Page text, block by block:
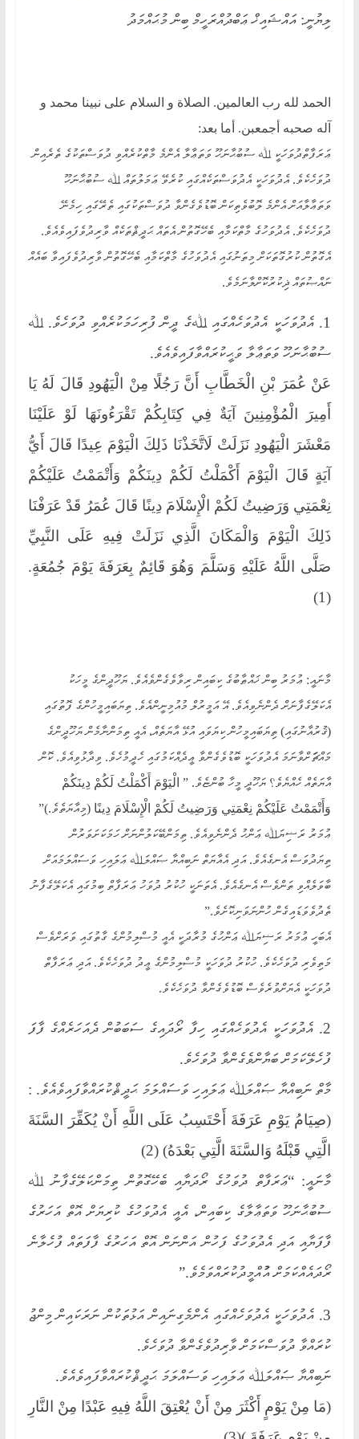
bo
r tte gr
ލިޔުނީ: އައްޝައިޚް ޢަބްދުއްރަހީމް ބިން މުޙައްމަދު
الحمد لله رب العالمين. الصلاة و السلام على نبينا محمد و
آله صحبه أجمعبن. أما بعد:
ޢަރަފާތްދުވަހަކީ ﷲ ސުބުޙާނަހޫ ވަތަޢާލާ އެންމެ މާތްކުރެއްވި ދުވަސްތަކުގެ ތެރެއިން
ދުވަހެކެވެ. އެދުވަހަކީ އެދުވަސްތަކެއްގައި ކުރެވޭ ޢަމަލުތައް ﷲ ސުބުޙާނަހޫ
ވަތަޢާލާއަށް އެންމެ ލޮބުވެތިކަން ބޮޑުވެގެންވާ ދުވަސްތަކުގައި ތެރޭގައި ހިމެނޭ
ދުވަހެކެވެ. އެދުވަހުގެ މާތްކަމާއި ބެހޭގޮތުން އެތައް ޙަދީޘްތަކެއް ވާރިދުވެފައިވެއެވެ.
އެގޮތުން ކުރުގޮތަކަށް މިތަނުގައި އެދުވަހުގެ މާތްކަމާއި ބެހޭގޮތުން ވާރިދުވެފައިވާ ބައެއް
ނައްޞުތައް ޛިކުރުކޮށްލާނަމެވެ.
1. އެދުވަހަކީ އެދުވަހެއްގައި ﷲގެ ދީން ފުރިހަމަކުރެއްވި ދުވަހެވެ. ﷲ
ސުބުޙާނަހޫ ވަތަޢާލާ ވަޙީކުރައްވާފައިވެއެވެ.
عَنْ عُمَرَ بْنِ الْخَطَّابِ أَنَّ رَجُلًا مِنْ الْيَهُودِ قَالَ لَهُ يَا
أَمِيرَ الْمُؤْمِنِينَ آيَةٌ فِي كِتَابِكُمْ تَقْرَءُونَهَا لَوْ عَلَيْنَا
مَعْشَرَ الْيَهُودِ نَزَلَتْ لَاتَّخَذْنَا ذَلِكَ الْيَوْمَ عِيدًا قَالَ أَيُّ
آيَةٍ قَالَ الْيَوْمَ أَكْمَلْتُ لَكُمْ دِينَكُمْ وَأَتْمَمْتُ عَلَيْكُمْ
نِعْمَتِي وَرَضِيتُ لَكُمْ الْإِسْلَامَ دِينًا قَالَ عُمَرُ قَدْ عَرَفْنَا
ذَلِكَ الْيَوْمَ وَالْمَكَانَ الَّذِي نَزَلَتْ فِيهِ عَلَى النَّبِيِّ
صَلَّى اللَّهُ عَلَيْهِ وَسَلَّمَ وَهُوَ قَائِمٌ بِعَرَفَةَ يَوْمَ جُمُعَةٍ.
(1)
މާނައީ: ޢުމަރު ބިން ޚައްޠާބުގެ ކިބައިން ރިވާވެގެންވެއެވެ. ޔަހޫދީންގެ މީހަކު
އެކަލޭގެފާނަށް ދެންނެވިއެވެ. އޭ އަމީރުލް މުއުމިނީންއެވެ. ތިޔަބައިމީހުންގެ ފޮތުގައި
(ޤުރުއާނުގައި) ތިޔަބައިމީހުން ކިޔަވައި އުޅޭ އާޔަތެއް، އެއީ ތިމަންނާމެން ޔަހޫދީންގެ
މައްޗަަށްވާނަމަ އެދުވަހަކީ ބޮޑުވެގެންވާ ޢީދެއްކަމުގައި ހެދީމުހެވެ. ވިދާޅުވިއެވެ. ކޮން
އާޔަތެއް ހެއްޔެވެ؟ ޔަހޫދީ މީހާ ބުންޏެވެ. ” الْيَوْمَ أَكْمَلْتُ لَكُمْ دِينَكُمْ
وَأَتْمَمْتُ عَلَيْكُمْ نِعْمَتِي وَرَضِيتُ لَكُمْ الْإِسْلَامَ دِينًا (މިއާޔަތެވެ.)”
ޢުމަރު ރަޟިޔަﷲ ޢަންހު ދެންނެވިއެވެ. ތިމަންބޭކަލުންނަށް ހަމަކަށަވަރުން
ތިޔަދުވަސް އެނގެއެވެ. އަދި އެއާޔަތް ނަބިއްޔާ ޞައްލަﷲ ޢަލައިހި ވަސައްލަމައަށް
ބާވަލެއްވި ތަންވެސް އެނގެއެވެ. އެތަނަކީ ހުކުރު ދުވަހު ޢަރަފާތް ބިމުގައި އެކަލޭގެފާނު
ތެދުވެވަޑައިގެން ހުންނަވަނިކޮށެވެ.”
އެބަހީ ޢުމަރު ރަޟިޔަﷲ ޢަންހުގެ މުރާދަކީ އެއީ މުސްލިމުންގެ ގާތުގައި ވަރަށްވެސް
މަތިވެރި ދުވަހެކެވެ. ހުކުރު ދުވަހަކީ މުސްލިމުންގެ ޢީދު ދުވަހެކެވެ. އަދި ޢަރަފާތް
ދުވަހަކީ އެޔަށްވުރެވެސް ބޮޑުވެގެންވާ ދުވަހެކެވެ.
2. އެދުވަހަކީ އެދުވަހެއްގައި ހިފާ ރޯދައިގެ ސަބަބުން ދެއަހަރެއްގެ ފާފަ
ފުހެލޭކަމަށް ބަޔާންވެގެންވާ ދުވަހެވެ.
މާތް ނަބިއްޔާ ޞައްލަﷲ ޢަލައިހި ވަސައްލަމަ ޙަދީޘްކުރައްވާފައިވެއެވެ. :
(صِيَامُ يَوْمِ عَرَفَةَ أَحْتَسِبُ عَلَى اللَّهِ أَنْ يُكَفِّرَ السَّنَةَ
الَّتِي قَبْلَهُ وَالسَّنَةَ الَّتِي بَعْدَهُ) (2)
މާނައީ: “ޢަރަފާތް ދުވަހުގެ ރޯދަޔާއި ބެހޭގޮތުން ތިމަންކަލޭގެފާނު ﷲ
ސުބުޙާނަހޫ ވަތަޢާލާގެ ކިބައިން، އެއީ އެދުވަހުގެ ކުރިޔަށް އޮތް އަހަރުގެ
ފާފަޔާއި އަދި އެދުވަހުގެ ފަހުން އަންނަން އޮތް އަހަރުގެ ފާފަތައް ފުހެލާނެ
ރޯދައެއްކަމަށް އުުއްމީދުކުރައްވަމެވެ.”
3. އެދުވަހަކީ އެދުވަހެއްގައި އެންމެގިނައިން އަޅުތަކުން ނަރަކައިން މިންޖު
ކުރައްވާ ދުވަސްކަމަށް ވާރިދުވެގެންވާ ދުވަހެވެ.
ނަބިއްޔާ ޞައްލަﷲ ޢަލައިހި ވަސައްލަމަ ޙަދީޘްކުރައްވާފައިވެއެވެ.
(مَا مِنْ يَوْمٍ أَكْثَرَ مِنْ أَنْ يُعْتِقَ اللَّهُ فِيهِ عَبْدًا مِنْ النَّارِ